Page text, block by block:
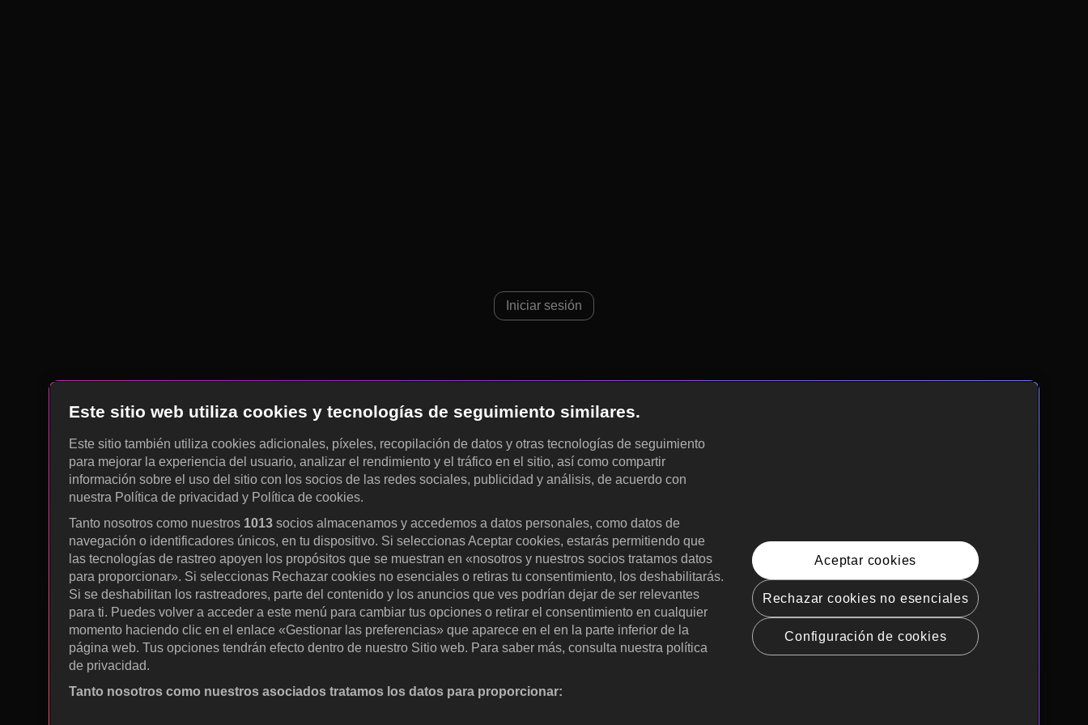
Iniciar sesión
Este sitio web utiliza cookies y tecnologías de seguimiento similares.
Este sitio también utiliza cookies adicionales, píxeles, recopilación de datos y otras tecnologías de seguimiento
para mejorar la experiencia del usuario, analizar el rendimiento y el tráfico en el sitio, así como compartir
información sobre el uso del sitio con los socios de las redes sociales, publicidad y análisis, de acuerdo con
nuestra Política de privacidad y Política de cookies.
Tanto nosotros como nuestros 1013 socios almacenamos y accedemos a datos personales, como datos de
navegación o identificadores únicos, en tu dispositivo. Si seleccionas Aceptar cookies, estarás permitiendo que
las tecnologías de rastreo apoyen los propósitos que se muestran en «nosotros y nuestros socios tratamos datos
para proporcionar». Si seleccionas Rechazar cookies no esenciales o retiras tu consentimiento, los deshabilitarás.
Si se deshabilitan los rastreadores, parte del contenido y los anuncios que ves podrían dejar de ser relevantes
para ti. Puedes volver a acceder a este menú para cambiar tus opciones o retirar el consentimiento en cualquier
momento haciendo clic en el enlace «Gestionar las preferencias» que aparece en el en la parte inferior de la
página web. Tus opciones tendrán efecto dentro de nuestro Sitio web. Para saber más, consulta nuestra política
de privacidad.
Tanto nosotros como nuestros asociados tratamos los datos para proporcionar:
Aceptar cookies
Rechazar cookies no esenciales
Configuración de cookies